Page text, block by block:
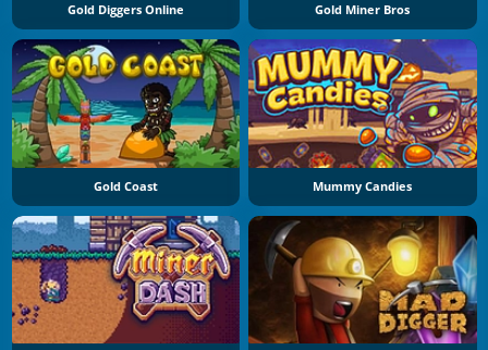
Gold Diggers Online Gold Miner Bros
Gold Coast Mummy Candies